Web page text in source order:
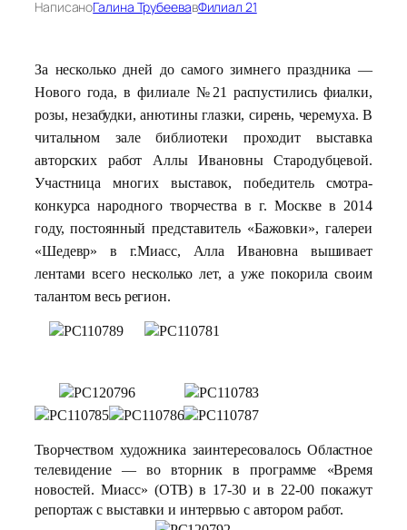
НаписаноГалина ТрубеевавФилиал 21
За несколько дней до самого зимнего праздника —
Нового года, в филиале №21 распустились фиалки,
розы, незабудки, анютины глазки, сирень, черемуха. В
читальном зале библиотеки проходит выставка
авторских работ Аллы Ивановны Стародубцевой.
Участница многих выставок, победитель смотра-
конкурса народного творчества в г. Москве в 2014
году, постоянный представитель «Бажовки», галереи
«Шедевр» в г.Миасс, Алла Ивановна вышивает
лентами всего несколько лет, а уже покорила своим
талантом весь регион.
Творчеством художника заинтересовалось Областное
телевидение — во вторник в программе «Время
новостей. Миасс» (ОТВ) в 17-30 и в 22-00 покажут
репортаж с выставки и интервью с автором работ.